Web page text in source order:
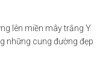
lên miền mây trắng Y
những cung đường đẹp